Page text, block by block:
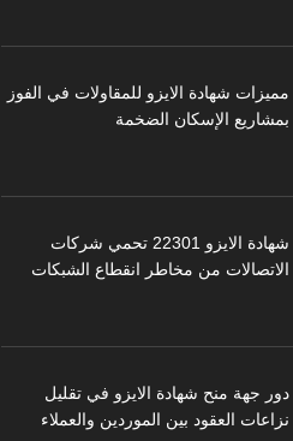
مميزات شهادة الايزو للمقاولات في الفوز
بمشاريع الإسكان الضخمة
شهادة الايزو 22301 تحمي شركات
الاتصالات من مخاطر انقطاع الشبكات
دور جهة منح شهادة الايزو في تقليل
نزاعات العقود بين الموردين والعملاء